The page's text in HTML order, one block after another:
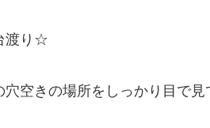
渡り☆
穴空きの場所をしっかり目で